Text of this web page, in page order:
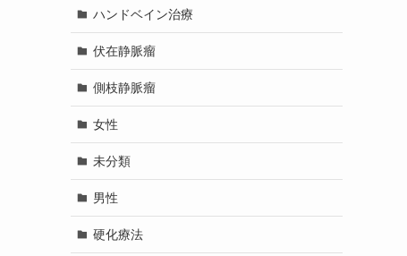
ハンドベイン治療
伏在静脈瘤
側枝静脈瘤
女性
未分類
男性
硬化療法